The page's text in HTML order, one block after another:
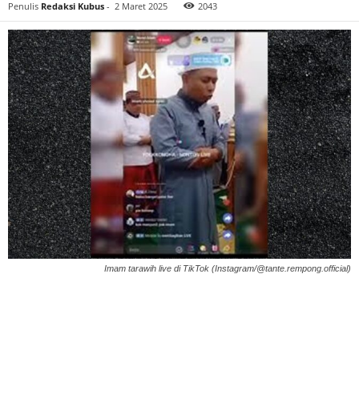
Penulis Redaksi Kubus - 2 Maret 2025 2043
Imam tarawih live di TikTok (Instagram/@tante.rempong.official)